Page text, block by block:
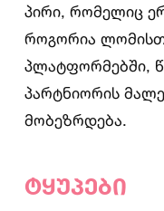
პირი, რომელიც
როგორია
პლატფორმებში,
პარტნიორის
მობეზრდება.
ტყუპები